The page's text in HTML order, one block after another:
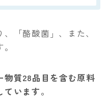
「酪酸菌」、また、
質28品目を含む原料
います。